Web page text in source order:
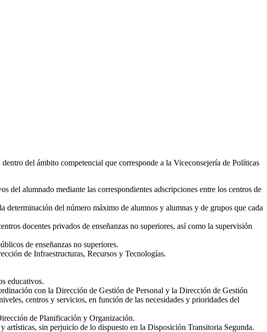
del ámbito competencial que corresponde a la Viceconsejería de Políticas
del alumnado mediante las correspondientes adscripciones entre los centros de
del número máximo de alumnos y alumnas y de grupos que cada
docentes privados de enseñanzas no superiores, así como la supervisión
de enseñanzas no superiores.
de Infraestructuras, Recursos y Tecnologías.
educativos.
con la Dirección de Gestión de Personal y la Dirección de Gestión
centros y servicios, en función de las necesidades y prioridades del
de Planificación y Organización.
artísticas, sin perjuicio de lo dispuesto en la Disposición Transitoria Segunda.